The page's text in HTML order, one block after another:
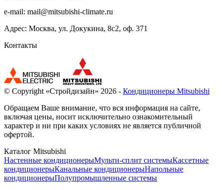
e-mail: mail@mitsubishi-climate.ru
Адрес: Москва, ул. Докукина, 8с2, оф. 371
Контакты
© Copyright «Стройдизайн» 2026 - Кондиционеры Mitsubishi
Обращаем Ваше внимание, что вся информация на сайте,
включая цены, носит исключительно ознакомительный
характер и ни при каких условиях не является публичной
офертой.
Каталог Mitsubishi
Настенные кондиционерыМульти-сплит системыКассетные
кондиционерыКанальные кондиционерыНапольные
кондиционерыПолупромышленные системы